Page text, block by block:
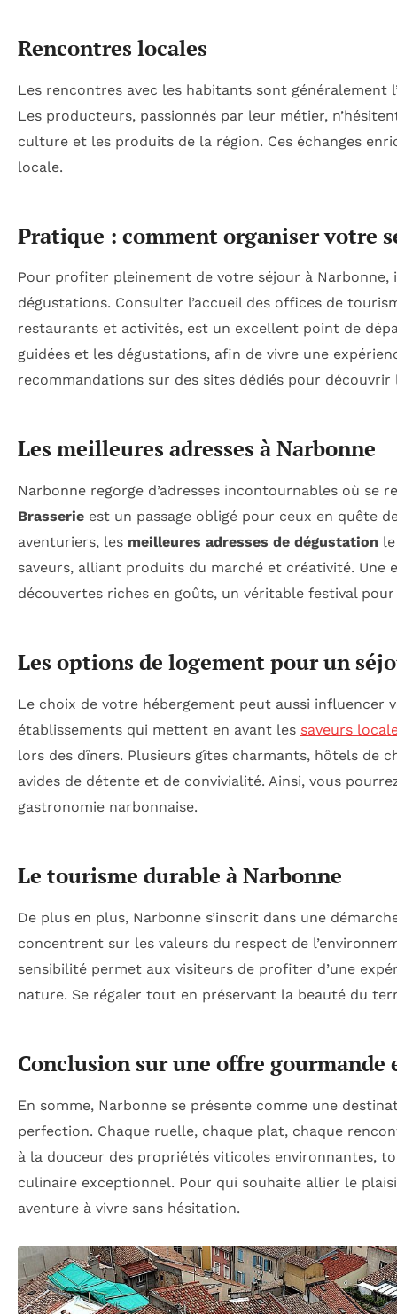
Rencontres locales
Les rencontres avec les habitants sont généralement
Les producteurs, passionnés par leur métier,
culture et les produits de la région. Ces échanges
locale.
Pratique : comment organiser votre
Pour profiter pleinement de votre séjour à
dégustations. Consulter l’accueil des offices de
restaurants et activités, est un excellent point de
guidées et les dégustations, afin de vivre une
recommandations sur des sites dédiés pour
Les meilleures adresses à Narbonne
Narbonne regorge d’adresses incontournables où se
Brasserie est un passage obligé pour ceux en quête
aventuriers, les meilleures adresses de dégustation
saveurs, alliant produits du marché et créativité. Une
découvertes riches en goûts, un véritable festival pour
Les options de logement pour un
Le choix de votre hébergement peut aussi influencer
établissements qui mettent en avant les saveurs
lors des dîners. Plusieurs gîtes charmants, hôtels de
avides de détente et de convivialité. Ainsi, vous
gastronomie narbonnaise.
Le tourisme durable à Narbonne
De plus en plus, Narbonne s’inscrit dans une
concentrent sur les valeurs du respect de
sensibilité permet aux visiteurs de profiter d’une
nature. Se régaler tout en préservant la beauté du
Conclusion sur une offre
En somme, Narbonne se présente comme une
perfection. Chaque ruelle, chaque plat, chaque
à la douceur des propriétés viticoles environnantes,
culinaire exceptionnel. Pour qui souhaite allier le
aventure à vivre sans hésitation.